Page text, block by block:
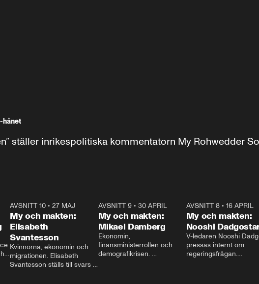
hånet
ställer inrikespolitiska kommentatorn My Rohwedder
AVSNITT 10 •27 MAJ
My och makten:
Elisabeth
Svantesson
Kvinnorna, ekonomin och
migrationen. Elisabeth
Svantesson ställs till svars
AVSNITT 9• 30 APRIL
My och makten:
Mikael Damberg
Ekonomin,
finansministerrollen och
demografikrisen.
AVSNITT 8• 16 APRIL
My och makten:
Nooshi
V-ledaren Nooshi
pressas internt om
regeringsfrågan.